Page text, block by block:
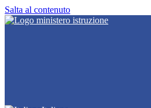
Salta al contenuto